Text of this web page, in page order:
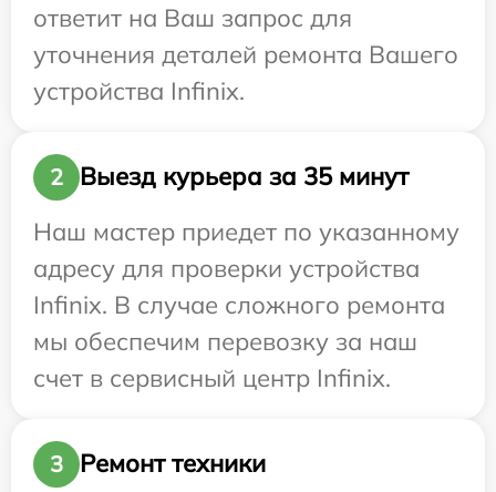
ответит на Ваш запрос для
уточнения деталей ремонта Вашего
устройства Infinix.
2
Выезд курьера за 35 минут
Наш мастер приедет по указанному
адресу для проверки устройства
Infinix. В случае сложного ремонта
мы обеспечим перевозку за наш
счет в сервисный центр Infinix.
3 Ремонт техники